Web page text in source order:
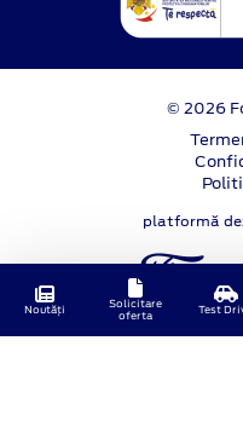
© 2026
platformă
Noutăți
Solicitare
oferta
Test